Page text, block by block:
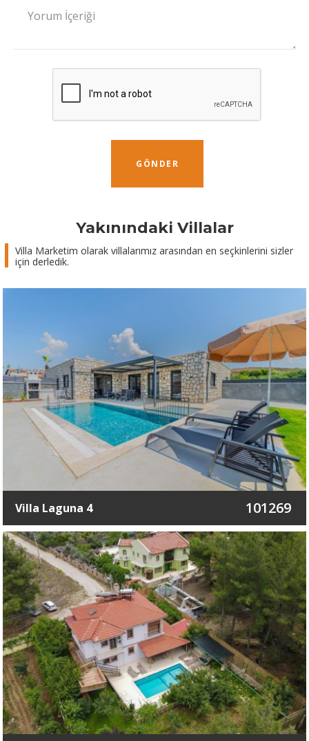
Yorum İçeriği
GÖNDER
Yakınındaki Villalar
Villa Marketim olarak villalarımız arasından en seçkinlerini sizler
için derledik.
Villa Laguna 4 101269